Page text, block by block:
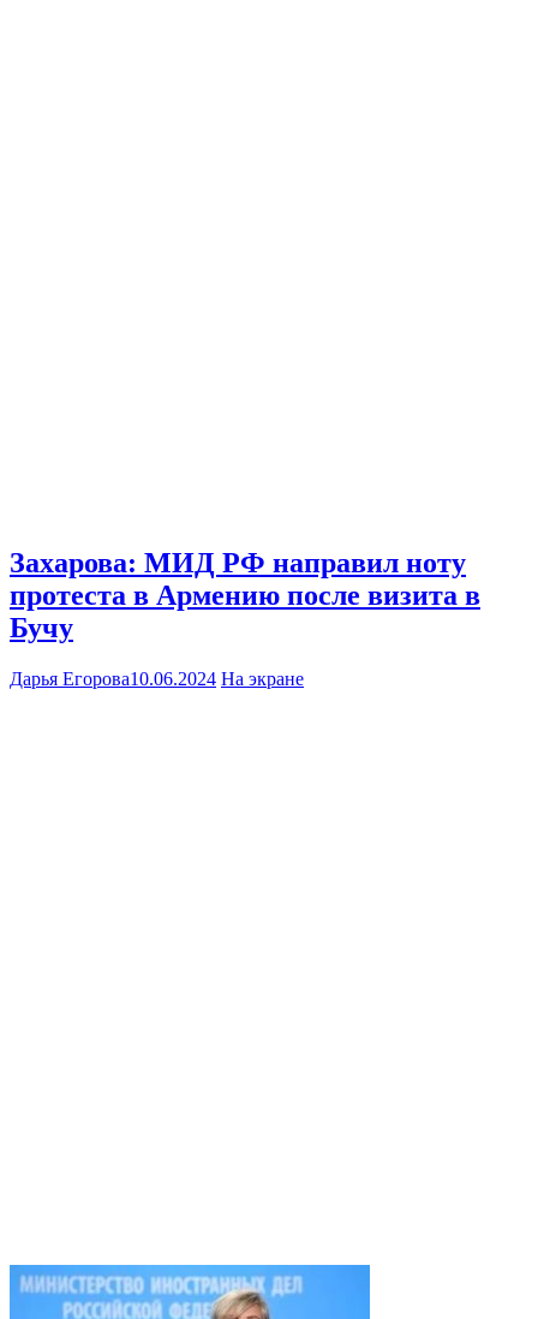
Захарова: МИД РФ направил ноту
протеста в Армению после визита в
Бучу
Дарья Егорова10.06.2024 На экране